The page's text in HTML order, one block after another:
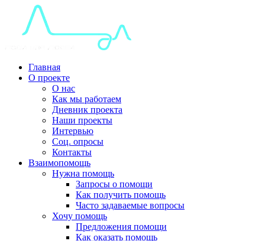
Главная
О проекте
О нас
Как мы работаем
Дневник проекта
Наши проекты
Интервью
Соц. опросы
Контакты
Взаимопомощь
Нужна помощь
Запросы о помощи
Как получить помощь
Часто задаваемые вопросы
Хочу помощь
Предложения помощи
Как оказать помощь